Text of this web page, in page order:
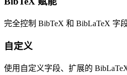
完全控制 BibTeX 和 BibLaTeX 字
自定义
使用自定义字段、扩展的